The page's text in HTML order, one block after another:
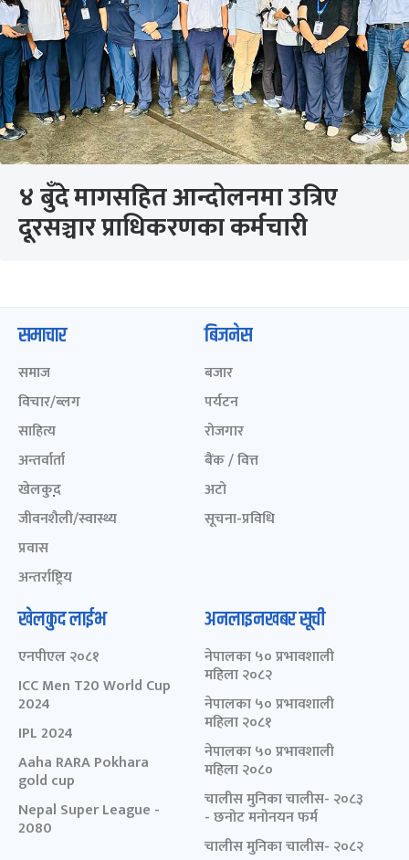
४ बुँदे मागसहित आन्दोलनमा उत्रिए
दूरसञ्चार प्राधिकरणका कर्मचारी
समाचार
समाज
विचार/ब्लग
साहित्य
अन्तर्वार्ता
खेलकुद़़
जीवनशैली/स्वास्थ्य
प्रवास
अन्तर्राष्ट्रिय
बिजनेस
बजार
पर्यटन
रोजगार
बैंक / वित्त
अटो
सूचना-प्रविधि
खेलकुद लाईभ
एनपीएल २०८१
ICC Men T20 World Cup
2024
IPL 2024
Aaha RARA Pokhara
gold cup
Nepal Super League -
2080
अनलाइनखबर सूची
नेपालका ५० प्रभावशाली
महिला २०८२
नेपालका ५० प्रभावशाली
महिला २०८१
नेपालका ५० प्रभावशाली
महिला २०८०
चालीस मुनिका चालीस- २०८३
- छनोट मनोनयन फर्म
चालीस मुनिका चालीस- २०८२